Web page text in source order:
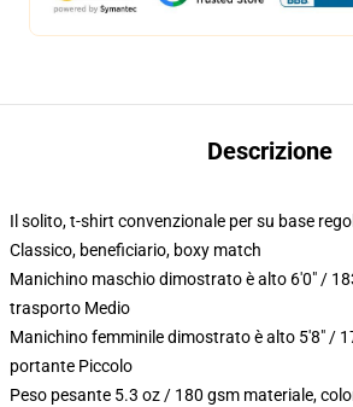
Descrizione
Il solito, t-shirt convenzionale per su base
Classico, beneficiario, boxy match
Manichino maschio dimostrato è alto 6'0" /
trasporto Medio
Manichino femminile dimostrato è alto 5'8" /
portante Piccolo
Peso pesante 5.3 oz / 180 gsm materiale,